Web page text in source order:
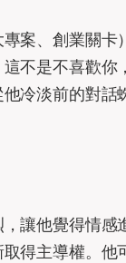
案、創業關卡
不是不喜歡你
冷淡前的對話
讓他覺得情感
得主導權。他